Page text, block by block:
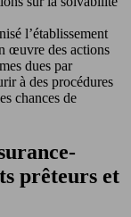
l’établissement
œuvre des actions
dues par
à des procédures
chances de
prêteurs et